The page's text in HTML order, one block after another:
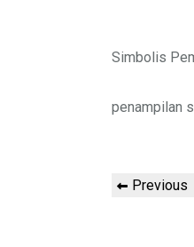
Simbolis
penampilan
Previous
Previous